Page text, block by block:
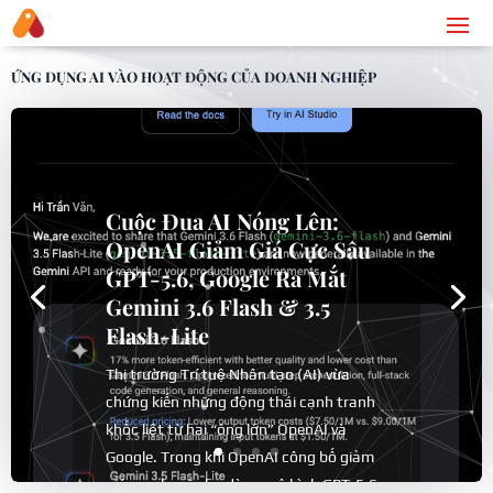
ỨNG DỤNG AI VÀO HOẠT ĐỘNG CỦA DOANH NGHIỆP
Cuộc Đua AI Nóng Lên:
OpenAI Giảm Giá Cực Sâu
GPT-5.6, Google Ra Mắt
Gemini 3.6 Flash & 3.5
Flash-Lite
Thị trường Trí tuệ Nhân tạo (AI) vừa
chứng kiến những động thái cạnh tranh
khốc liệt từ hai “ông lớn” OpenAI và
Google. Trong khi OpenAI công bố giảm
giá mạnh mẽ cho dòng mô hình GPT-5.6